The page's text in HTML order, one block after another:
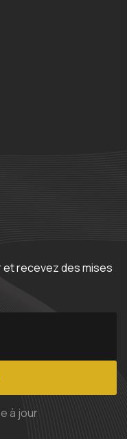
recevez des mises
à jour